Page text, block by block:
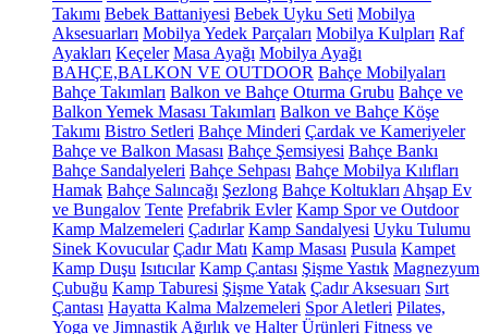
Takımı Bebek Battaniyesi Bebek Uyku Seti Mobilya
Aksesuarları Mobilya Yedek Parçaları Mobilya Kulpları Raf
Ayakları Keçeler Masa Ayağı Mobilya Ayağı
BAHÇE,BALKON VE OUTDOOR Bahçe Mobilyaları
Bahçe Takımları Balkon ve Bahçe Oturma Grubu Bahçe ve
Balkon Yemek Masası Takımları Balkon ve Bahçe Köşe
Takımı Bistro Setleri Bahçe Minderi Çardak ve Kameriyeler
Bahçe ve Balkon Masası Bahçe Şemsiyesi Bahçe Bankı
Bahçe Sandalyeleri Bahçe Sehpası Bahçe Mobilya Kılıfları
Hamak Bahçe Salıncağı Şezlong Bahçe Koltukları Ahşap Ev
ve Bungalov Tente Prefabrik Evler Kamp Spor ve Outdoor
Kamp Malzemeleri Çadırlar Kamp Sandalyesi Uyku Tulumu
Sinek Kovucular Çadır Matı Kamp Masası Pusula Kampet
Kamp Duşu Isıtıcılar Kamp Çantası Şişme Yastık Magnezyum
Çubuğu Kamp Taburesi Şişme Yatak Çadır Aksesuarı Sırt
Çantası Hayatta Kalma Malzemeleri Spor Aletleri Pilates,
Yoga ve Jimnastik Ağırlık ve Halter Ürünleri Fitness ve